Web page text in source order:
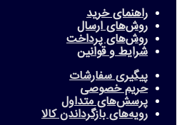
راهنمای خرید
روش‌های ارسال
روش‌های پرداخت
شرایط و قوانین
پیگیری سفارشات
حریم خصوصی
پرسش‌های متداول
رویه‌های بازگرداندن کالا